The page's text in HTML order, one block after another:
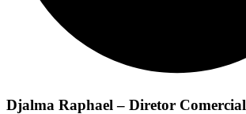
Djalma Raphael – Diretor Comercial